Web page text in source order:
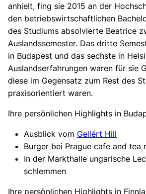
anhielt, fing sie 2015 an der
den betriebswirtschaftlichen
des Studiums absolvierte Beatrice
Auslandssemester. Das dritte
in Budapest und das sechste in
Auslandserfahrungen waren für sie
diese im Gegensatz zum Rest des
praxisorientiert waren.
Ihre persönlichen Highlights in
Ausblick vom Gellért Hill
Burger bei Prague cafe and tea
In der Markthalle ungarische
schlemmen
Ihre persönlichen Highlights in